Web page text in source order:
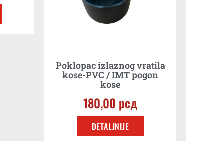
Poklopac izlaznog vratila
kose-PVC / IMT pogon
kose
180,00 рсд
DETALJNIJE